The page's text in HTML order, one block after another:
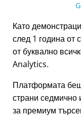
Като
след 1 година от
от буквално
Analytics.
Платформата
страни седмично
за премиум